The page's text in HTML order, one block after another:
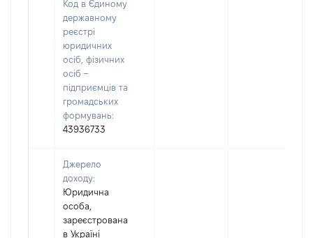
Код в Єдиному
державному
реєстрі
юридичних
осіб, фізичних
осіб –
підприємців та
громадських
формувань:
43936733
Джерело
доходу:
Юридична
особа,
зареєстрована
в Україні